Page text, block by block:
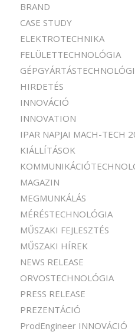
BRAND
CASE STUDY
ELEKTROTECHNIKA
FELÜLETTECHNOLÓGIA
HIRDETÉS
INNOVÁCIÓ
INNOVATION
IPAR NAPJAI MACH-TECH
KIÁLLÍTÁSOK
MAGAZIN
MEGMUNKÁLÁS
MÉRÉSTECHNOLÓGIA
MŰSZAKI FEJLESZTÉS
MŰSZAKI HÍREK
NEWS RELEASE
ORVOSTECHNOLÓGIA
PRESS RELEASE
PREZENTÁCIÓ
ProdEngineer INNOVÁCIÓ